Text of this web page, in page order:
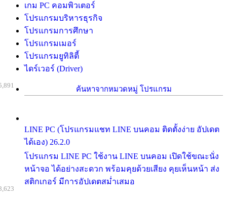
เกม PC คอมพิวเตอร์
โปรแกรมบริหารธุรกิจ
โปรแกรมการศึกษา
โปรแกรมเมอร์
โปรแกรมยูทิลิตี้
ไดร์เวอร์ (Driver)
ค้นหาจากหมวดหมู่ โปรแกรม
LINE PC (โปรแกรมแชท LINE บนคอม ติดตั้งง่าย อัปเดต
ได้เอง) 26.2.0
โปรแกรม LINE PC ใช้งาน LINE บนคอม เปิดใช้ขณะนั่ง
หน้าจอ ได้อย่างสะดวก พร้อมคุยด้วยเสียง คุยเห็นหน้า ส่ง
สติกเกอร์ มีการอัปเดตสม่ำเสมอ